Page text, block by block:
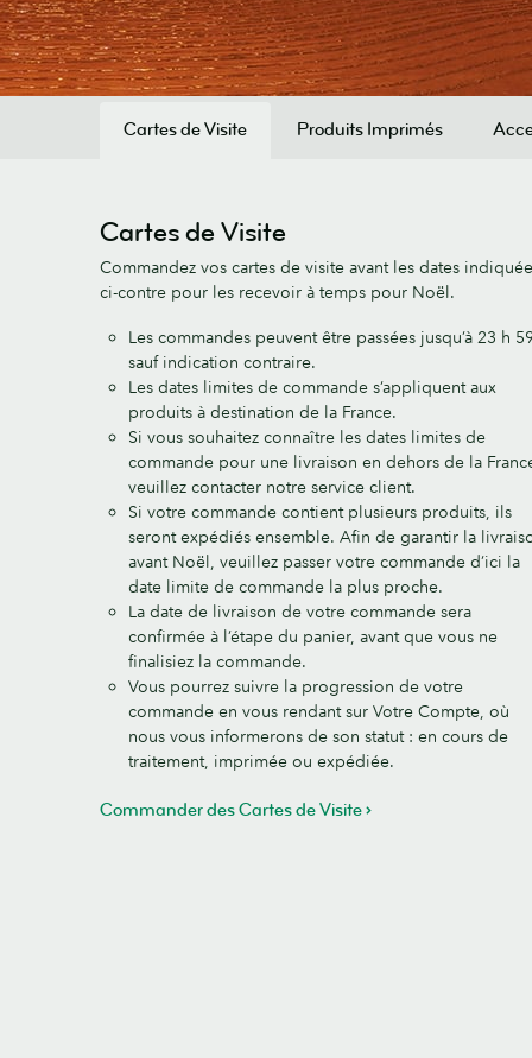
Cartes de Visite
Cartes de Visite
Commandez vos cartes de visite avant les dates
ci-contre pour les recevoir à temps pour Noël.
Les commandes peuvent être passées jusqu’à 23 h
sauf indication contraire.
Les dates limites de commande s’appliquent aux
produits à destination de la France.
Si vous souhaitez connaître les dates limites de
commande pour une livraison en dehors de la
veuillez contacter notre service client.
Si votre commande contient plusieurs produits, ils
seront expédiés ensemble. Afin de garantir la
avant Noël, veuillez passer votre commande d’ici la
date limite de commande la plus proche.
La date de livraison de votre commande sera
confirmée à l’étape du panier, avant que vous ne
finalisiez la commande.
Vous pourrez suivre la progression de votre
commande en vous rendant sur Votre Compte, où
nous vous informerons de son statut : en cours de
traitement, imprimée ou expédiée.
Commander des Cartes de Visite
Produits Imprimés